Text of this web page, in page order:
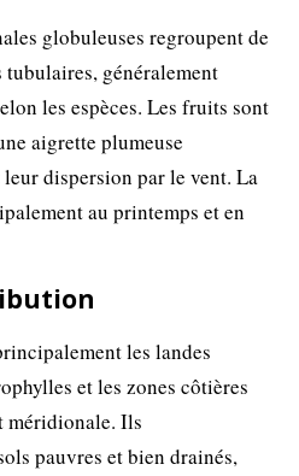
globuleuses regroupent de
généralement
les espèces. Les fruits sont
aigrette plumeuse
dispersion par le vent. La
au printemps et en
les landes
et les zones côtières
méridionale. Ils
pauvres et bien drainés,